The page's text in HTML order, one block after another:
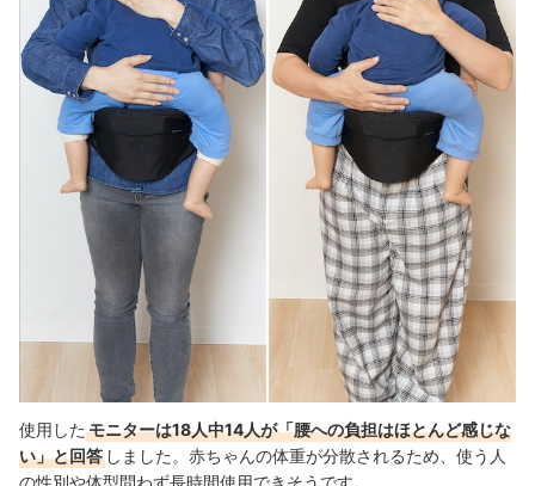
使用した モニターは18人中14人が「腰への負担はほとんど感じな
い」と回答 しました。赤ちゃんの体重が分散されるため、使う人
の性別や体型問わず長時間使用できそうです。